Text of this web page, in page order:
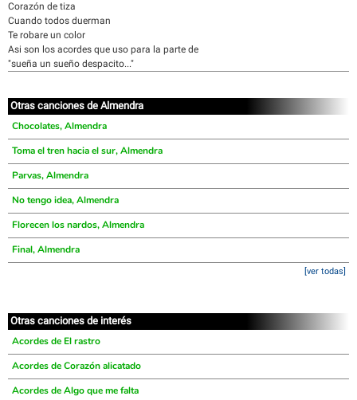
Corazón de tiza
Cuando todos duerman
Te robare un color
Asi son los acordes que uso para la parte de
"sueña un sueño despacito..."
Otras canciones de Almendra
Chocolates, Almendra
Toma el tren hacia el sur, Almendra
Parvas, Almendra
No tengo idea, Almendra
Florecen los nardos, Almendra
Final, Almendra
[ver todas]
Otras canciones de interés
Acordes de El rastro
Acordes de Corazón alicatado
Acordes de Algo que me falta